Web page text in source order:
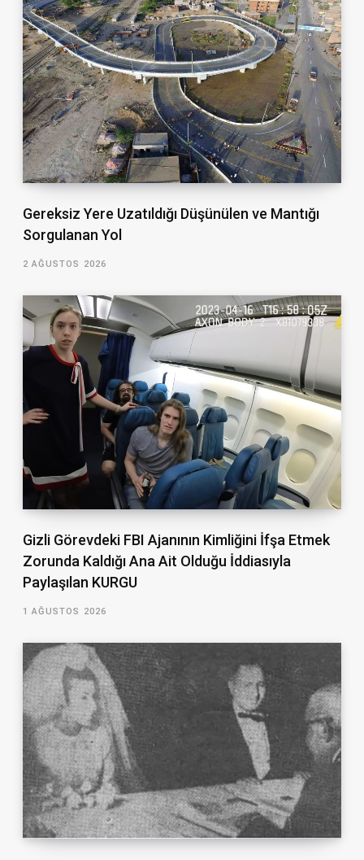
Gereksiz Yere Uzatıldığı Düşünülen ve Mantığı
Sorgulanan Yol
2 AĞUSTOS 2026
Gizli Görevdeki FBI Ajanının Kimliğini İfşa Etmek
Zorunda Kaldığı Ana Ait Olduğu İddiasıyla
Paylaşılan KURGU
1 AĞUSTOS 2026